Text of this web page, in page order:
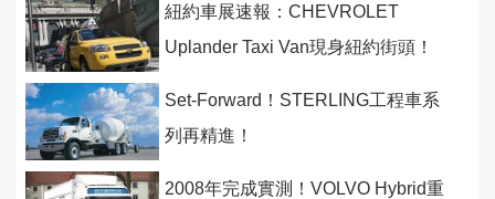
紐約車展速報：CHEVROLET
Uplander Taxi Van現身紐約街頭！
Set-Forward！STERLING工程車系
列再精進！
2008年完成實測！VOLVO Hybrid重